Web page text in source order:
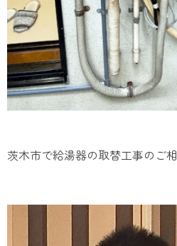
茨木市で給湯器の取替工事のご